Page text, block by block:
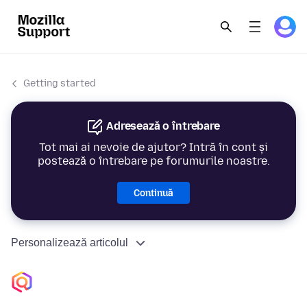
Getting started
Adresează o întrebare
Tot mai ai nevoie de ajutor? Intră în cont și
postează o întrebare pe forumurile noastre.
Continuă
Personalizează articolul